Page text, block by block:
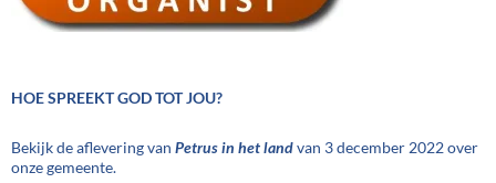
HOE SPREEKT GOD TOT JOU?
Bekijk de aflevering van Petrus in het landvan 3 december 2022 over
onze gemeente.